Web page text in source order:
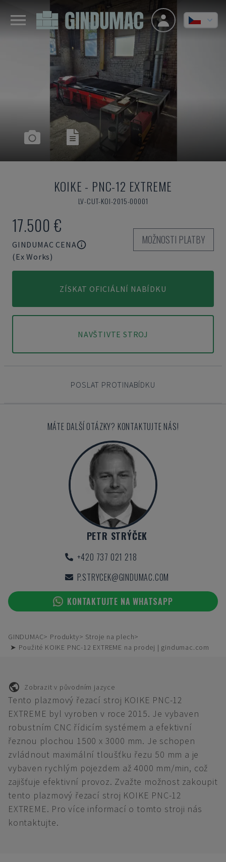
KOIKE - PNC-12 EXTREME
LV-CUT-KOI-2015-00001
17.500 €
GINDUMAC CENA
(Ex Works)
MOŽNOSTI PLATBY
ZÍSKAT OFICIÁLNÍ NABÍDKU
NAVŠTIVTE STROJ
POSLAT PROTINABÍDKU
MÁTE DALŠÍ OTÁZKY? KONTAKTUJTE NÁS!
PETR STRÝČEK
+420 737 021 218
P.STRYCEK@GINDUMAC.COM
KONTAKTUJTE NA WHATSAPP
GINDUMAC Produkty
Stroje na plech
➤ Použité KOIKE PNC-12 EXTREME na prodej | gindumac.com
Zobrazit v původním jazyce
Tento plazmový řezací stroj KOIKE PNC-12
EXTREME byl vyroben v roce 2015. Je vybaven
robustním CNC řídicím systémem a efektivní
řeznou plochou 1500 x 3000 mm. Je schopen
zvládnout maximální tloušťku řezu 50 mm a je
vybaven rychlým pojezdem až 4000 mm/min, což
zajišťuje efektivní provoz. Zvažte možnost zakoupit
tento plazmový řezací stroj KOIKE PNC-12
EXTREME. Pro více informací o tomto stroji nás
kontaktujte.